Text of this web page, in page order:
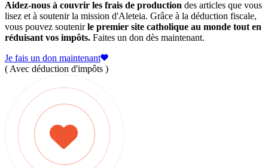
Aidez-nous à couvrir les frais de production des articles que vous
lisez et à soutenir la mission d'Aleteia. Grâce à la déduction fiscale,
vous pouvez soutenirle premier site catholique au monde tout en
réduisant vos impôts. Faites un don dès maintenant.
Je fais un don maintenant
( Avec déduction d'impôts )